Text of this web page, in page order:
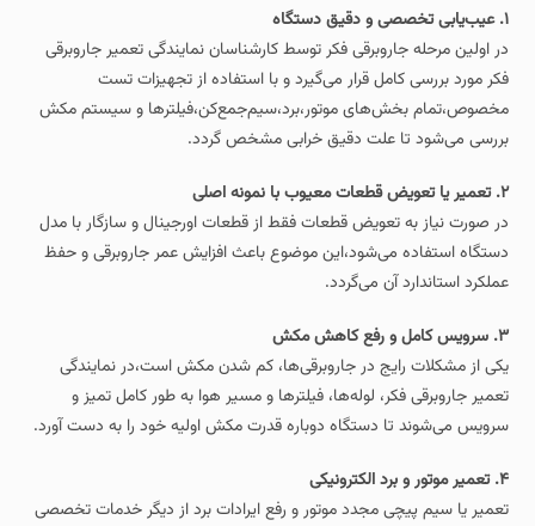
۱. عیب‌یابی تخصصی و دقیق دستگاه
در اولین مرحله جاروبرقی فکر توسط کارشناسان نمایندگی تعمیر جاروبرقی
فکر مورد بررسی کامل قرار می‌گیرد و با استفاده از تجهیزات تست
مخصوص،تمام بخش‌های موتور،برد،سیم‌جمع‌کن،فیلترها و سیستم مکش
بررسی می‌شود تا علت دقیق خرابی مشخص گردد.
۲. تعمیر یا تعویض قطعات معیوب با نمونه اصلی
در صورت نیاز به تعویض قطعات فقط از قطعات اورجینال و سازگار با مدل
دستگاه استفاده می‌شود،این موضوع باعث افزایش عمر جاروبرقی و حفظ
عملکرد استاندارد آن می‌گردد.
۳. سرویس کامل و رفع کاهش مکش
یکی از مشکلات رایج در جاروبرقی‌ها، کم شدن مکش است،در نمایندگی
تعمیر جاروبرقی فکر، لوله‌ها، فیلترها و مسیر هوا به‌ طور کامل تمیز و
سرویس می‌شوند تا دستگاه دوباره قدرت مکش اولیه خود را به دست آورد.
۴. تعمیر موتور و برد الکترونیکی
تعمیر یا سیم‌ پیچی مجدد موتور و رفع ایرادات برد از دیگر خدمات تخصصی